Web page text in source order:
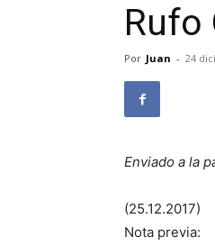
Rufo
Por Juan - 24
Enviado a la
(25.12.2017)
Nota previa: